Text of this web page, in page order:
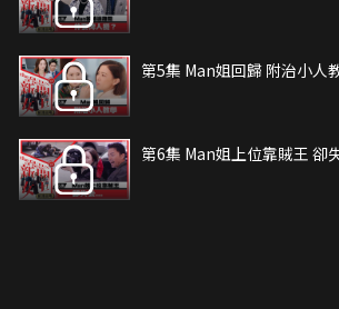
第5集 Man姐回歸 附治小人
第6集 Man姐上位靠賊王 卻